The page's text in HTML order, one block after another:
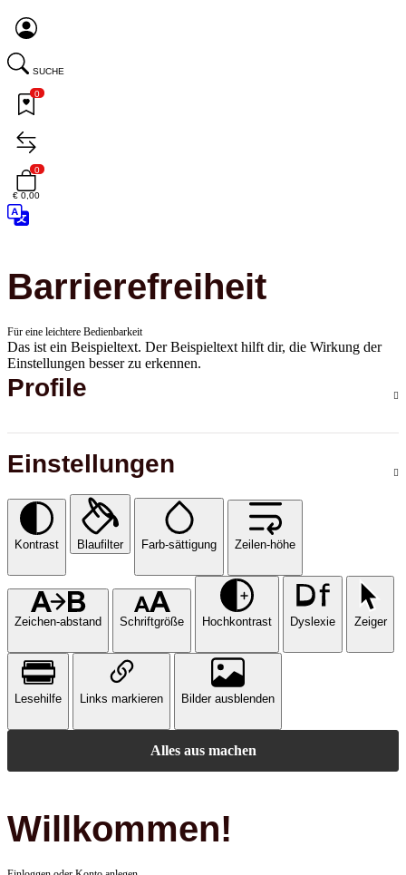
SUCHE
0
0
€ 0,00
Barrierefreiheit
Für eine leichtere Bedienbarkeit
Das ist ein Beispieltext. Der Beispieltext hilft dir, die Wirkung der
Einstellungen besser zu erkennen.
Profile
Einstellungen
Kontrast Blaufilter Farb-sättigung Zeilen-höhe
Zeichen-abstand Schriftgröße Hochkontrast Dyslexie Zeiger
Lesehilfe Links markieren Bilder ausblenden
Alles aus machen
Willkommen!